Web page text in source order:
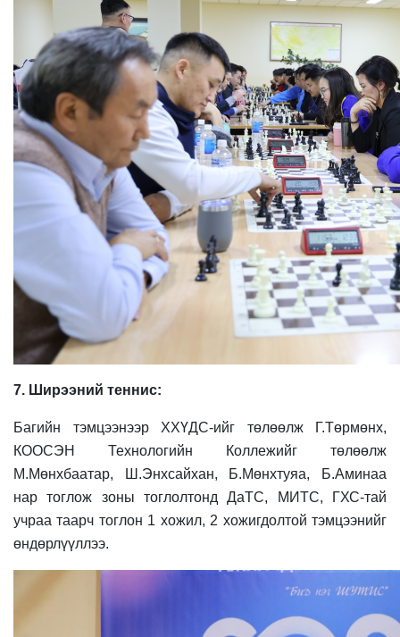
7. Ширээний теннис:
Багийн тэмцээнээр ХХҮДС-ийг төлөөлж Г.Төрмөнх,
КООСЭН Технологийн Коллежийг төлөөлж
М.Мөнхбаатар, Ш.Энхсайхан, Б.Мөнхтуяа, Б.Аминаа
нар тоглож зоны тоглолтонд ДаТС, МИТС, ГХС-тай
учраа таарч тоглон 1 хожил, 2 хожигдолтой тэмцээнийг
өндөрлүүллээ.